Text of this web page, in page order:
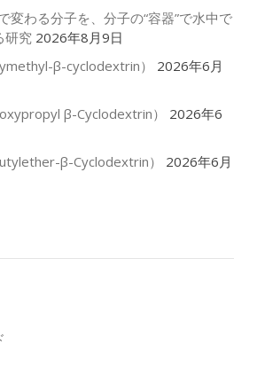
変わる分子を、分子の“容器”で水中で
研究 2026年8月9日
β-cyclodextrin）
2026年6月
β-Cyclodextrin）
2026年6
β-Cyclodextrin）
2026年6月